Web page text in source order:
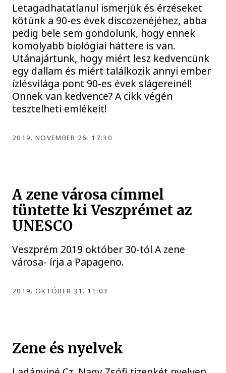
Letagadhatatlanul ismerjük és érzéseket
kötünk a 90-es évek discozenéjéhez, abba
pedig bele sem gondolunk, hogy ennek
komolyabb biológiai háttere is van.
Utánajártunk, hogy miért lesz kedvencünk
egy dallam és miért találkozik annyi ember
ízlésvilága pont 90-es évek slágereinél!
Önnek van kedvence? A cikk végén
tesztelheti emlékeit!
2019. NOVEMBER 26. 17:30
A zene városa címmel
tüntette ki Veszprémet az
UNESCO
Veszprém 2019 október 30-tól A zene
városa- írja a Papageno.
2019. OKTÓBER 31. 11:03
Zene és nyelvek